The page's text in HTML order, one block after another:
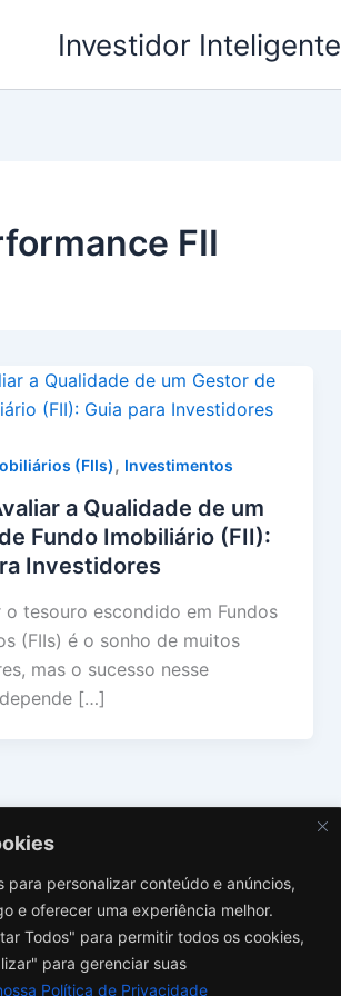
para personalizar conteúdo e anúncios,
e oferecer uma experiência melhor.
Todos" para permitir todos os cookies,
para gerenciar suas
Política de Privacidade
Investidor Inteligente
FII
(FIIs), Investimentos
a Qualidade de um
Fundo Imobiliário (FII):
Investidores
o tesouro escondido em Fundos
(FIIs) é o sonho de muitos
mas o sucesso nesse
[…]